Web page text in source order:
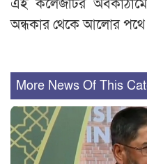
এই কলেজটির
অন্ধকার থেকে আলোর পথে
More News Of This